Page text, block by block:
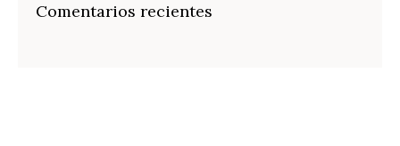
Comentarios recientes